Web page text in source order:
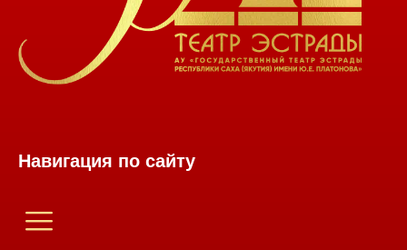
Навигация по сайту